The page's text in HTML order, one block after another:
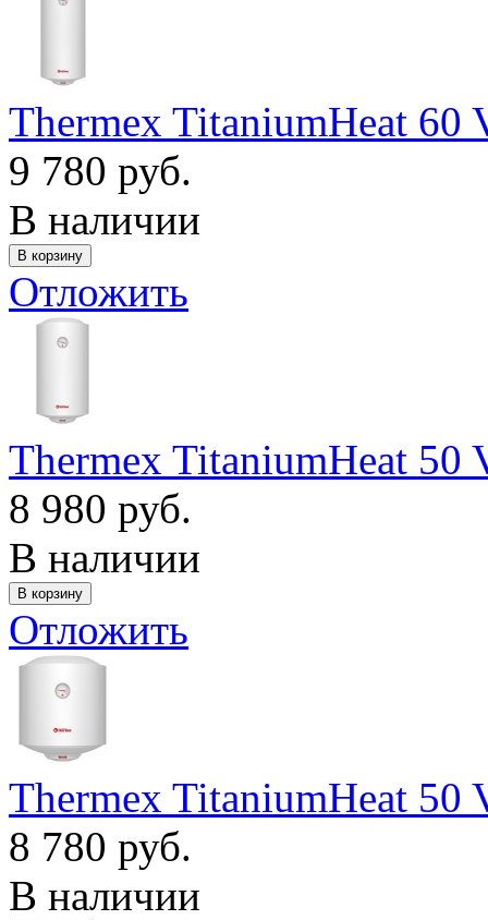
Thermex TitaniumHeat 60
9 780 руб.
В наличии
Отложить
Thermex TitaniumHeat 50
8 980 руб.
В наличии
Отложить
Thermex TitaniumHeat 50
8 780 руб.
В наличии